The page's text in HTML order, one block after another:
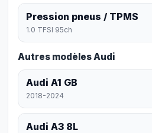
Pression pneus / TPMS
1.0 TFSI 95ch
Autres modèles Audi
Audi A1 GB
2018-2024
Audi A3 8L